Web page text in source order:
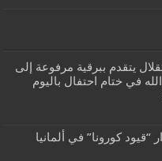
يتقدم ببرقية مرفوعة إلى
في ختام احتفال باليوم
كورونا” في ألمانيا